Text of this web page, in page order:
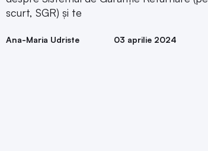
scurt, SGR) și te
Ana-Maria Udriste 03 aprilie 2024